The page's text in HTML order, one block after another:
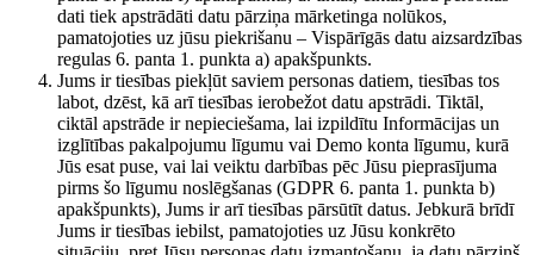
dati tiek apstrādāti datu pārziņa mārketinga nolūkos,
pamatojoties uz jūsu piekrišanu – Vispārīgās datu aizsardzības
regulas 6. panta 1. punkta a) apakšpunkts.
Jums ir tiesības piekļūt saviem personas datiem, tiesības tos
labot, dzēst, kā arī tiesības ierobežot datu apstrādi. Tiktāl,
ciktāl apstrāde ir nepieciešama, lai izpildītu Informācijas un
izglītības pakalpojumu līgumu vai Demo konta līgumu, kurā
Jūs esat puse, vai lai veiktu darbības pēc Jūsu pieprasījuma
pirms šo līgumu noslēgšanas (GDPR 6. panta 1. punkta b)
apakšpunkts), Jums ir arī tiesības pārsūtīt datus. Jebkurā brīdī
Jums ir tiesības iebilst, pamatojoties uz Jūsu konkrēto